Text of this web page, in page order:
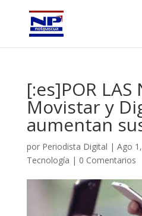
[:es]POR LAS
Movistar y
aumentan
por Periodista Digital | Ago
Tecnología | 0 Comentarios